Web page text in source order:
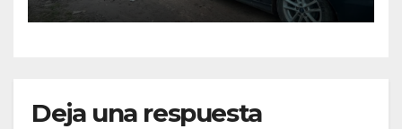
Deja una respuesta